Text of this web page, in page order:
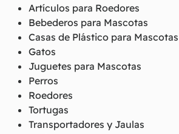
Artículos para Roedores
Bebederos para Mascotas
Casas de Plástico para Mascotas
Gatos
Juguetes para Mascotas
Perros
Roedores
Tortugas
Transportadores y Jaulas